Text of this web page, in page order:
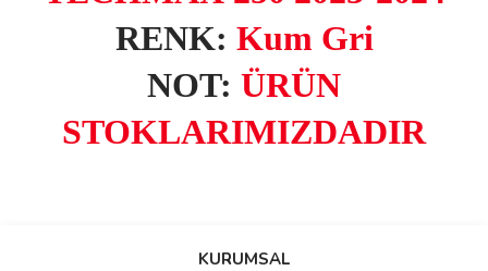
RENK: Kum Gri
NOT: ÜRÜN
STOKLARIMIZDADIR
Bu ürüne ilk yorumu siz yapın!
KURUMSAL